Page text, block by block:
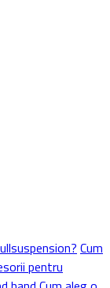
Cum
pentru